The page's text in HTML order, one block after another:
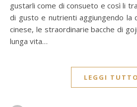
gustarli come di consueto e così li
di gusto e nutrienti aggiungendo la
cinese, le straordinarie bacche di
lunga vita…
LEGGI TUTTO